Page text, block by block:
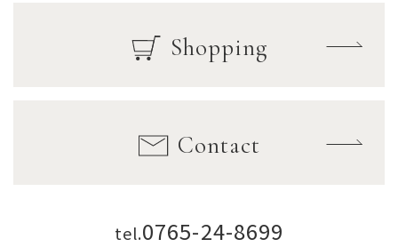
Shopping
Contact
tel.0765-24-8699